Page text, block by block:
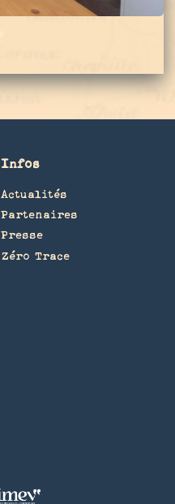
Infos
Actualités
Partenaires
Presse
Zéro Trace